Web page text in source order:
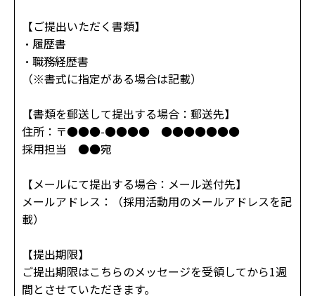
【ご提出いただく書類】
・履歴書
・職務経歴書
（※書式に指定がある場合は記載）
【書類を郵送して提出する場合：郵送先】
住所：〒●●●-●●●● ●●●●●●●
採用担当 ●●宛
【メールにて提出する場合：メール送付先】
メールアドレス：（採用活動用のメールアドレスを記
載）
【提出期限】
ご提出期限はこちらのメッセージを受領してから1週
間とさせていただきます。